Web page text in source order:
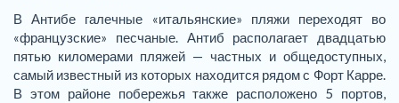
В Антибе галечные «итальянские» пляжи переходят во
«французские» песчаные. Антиб располагает двадцатью
пятью киломерами пляжей — частных и общедоступных,
самый известный из которых находится рядом с Форт Карре.
В этом районе побережья также расположено 5 портов,